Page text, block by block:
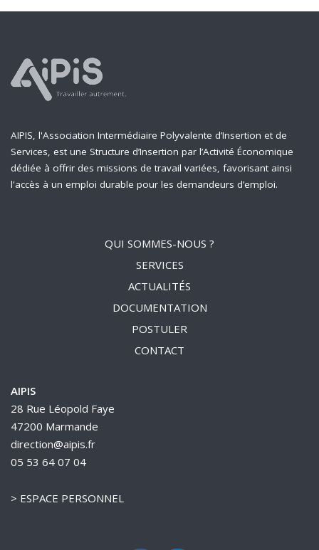
AIPIS, l'Association Intermédiaire Polyvalente d’Insertion et de
Services, est une Structure d’Insertion par l’Activité Économique
dédiée à offrir des missions de travail variées, favorisant ainsi
l'accès à un emploi durable pour les demandeurs d’emploi.
QUI SOMMES-NOUS ?
SERVICES
ACTUALITÉS
DOCUMENTATION
POSTULER
CONTACT
AIPIS
28 Rue Léopold Faye
47200 Marmande
direction@aipis.fr
05 53 64 07 04
> ESPACE PERSONNEL